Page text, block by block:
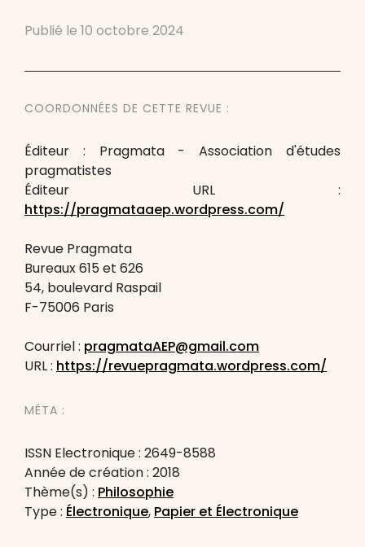
Publié le 10 octobre 2024
COORDONNÉES DE CETTE REVUE :
Éditeur : Pragmata - Association d'études
pragmatistes
Éditeur URL :
https://pragmataaep.wordpress.com/
Revue Pragmata
Bureaux 615 et 626
54, boulevard Raspail
F-75006 Paris
Courriel : pragmataAEP@gmail.com
URL : https://revuepragmata.wordpress.com/
MÉTA :
ISSN Electronique : 2649-8588
Année de création : 2018
Thème(s) : Philosophie
Type : Électronique, Papier et Électronique